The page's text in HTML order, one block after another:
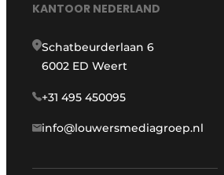
KANTOOR NEDERLAND
Schatbeurderlaan 6
6002 ED Weert
+31 495 450095
info@louwersmediagroep.nl